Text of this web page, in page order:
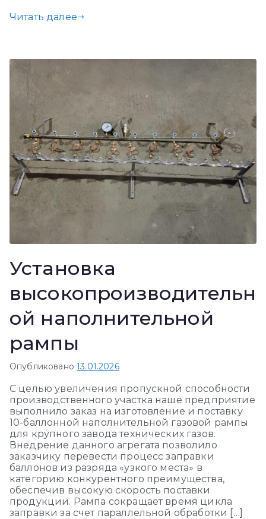
Читать далее
Установка
высокопроизводительн
ой наполнительной
рампы
Опубликовано13.01.2026
С целью увеличения пропускной способности
производственного участка наше предприятие
выполнило заказ на изготовление и поставку
10-баллонной наполнительной газовой рампы
для крупного завода технических газов.
Внедрение данного агрегата позволило
заказчику перевести процесс заправки
баллонов из разряда «узкого места» в
категорию конкурентного преимущества,
обеспечив высокую скорость поставки
продукции. Рампа сокращает время цикла
заправки за счет параллельной обработки […]